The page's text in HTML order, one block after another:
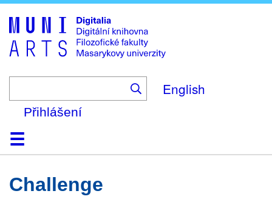
to
main
content
English
Přihlášení
DomůKolekce
Prohlížení
Vyhledávání
O platformě
Nápověda
KontaktDigitalia
Challenge